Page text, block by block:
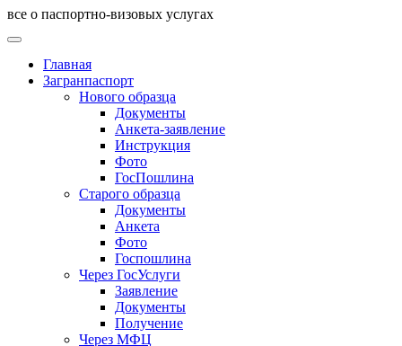
все о паспортно-визовых услугах
Главная
Загранпаспорт
Нового образца
Документы
Анкета-заявление
Инструкция
Фото
ГосПошлина
Старого образца
Документы
Анкета
Фото
Госпошлина
Через ГосУслуги
Заявление
Документы
Получение
Через МФЦ